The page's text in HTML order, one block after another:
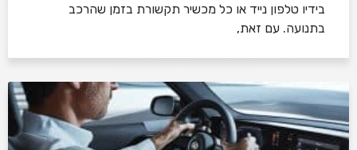
בידיו טלפון נייד או כל מכשיר תקשורת בזמן שהרכב
בתנועה. עם זאת,